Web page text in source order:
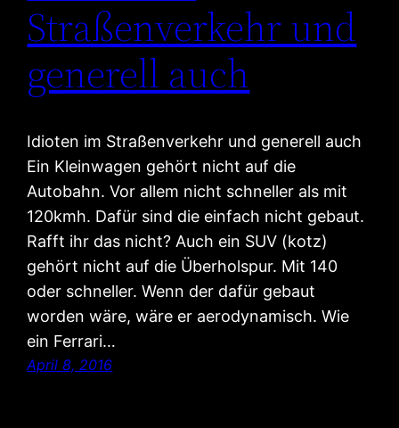
Straßenverkehr und
generell auch
Idioten im Straßenverkehr und generell auch
Ein Kleinwagen gehört nicht auf die
Autobahn. Vor allem nicht schneller als mit
120kmh. Dafür sind die einfach nicht gebaut.
Rafft ihr das nicht? Auch ein SUV (kotz)
gehört nicht auf die Überholspur. Mit 140
oder schneller. Wenn der dafür gebaut
worden wäre, wäre er aerodynamisch. Wie
ein Ferrari…
April 8, 2016